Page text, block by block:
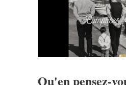
Qu'en pensez-